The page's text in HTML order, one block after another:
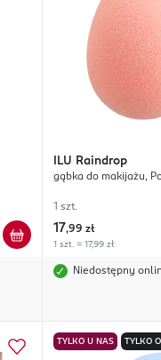
ILU Raindrop
gąbka do makijażu,
1 szt.
17,99 zł
1 szt. = 17,99 zł
Niedostępny
TYLKO U NAS TYLKO